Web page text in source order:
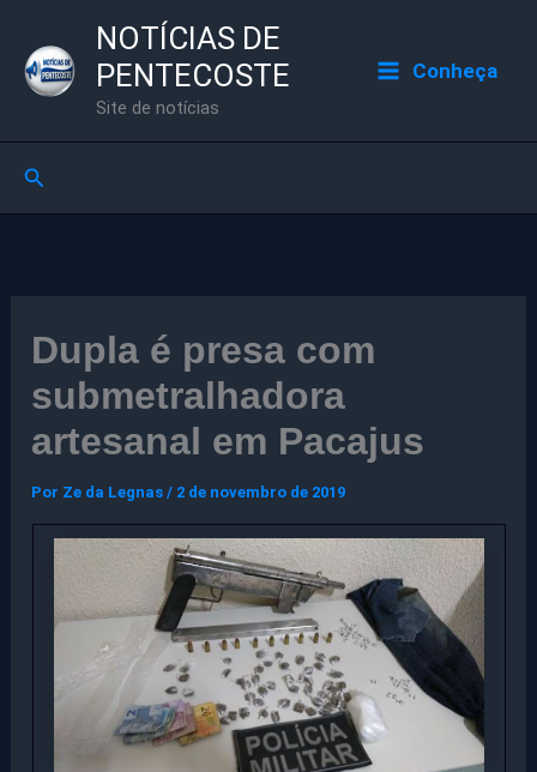
para
NOTÍCIAS DE
PENTECOSTE
Site de notícias
Conheça
Pesquisar
Dupla é presa com
submetralhadora
artesanal em Pacajus
Por Ze da Legnas/ 2 de novembro de 2019